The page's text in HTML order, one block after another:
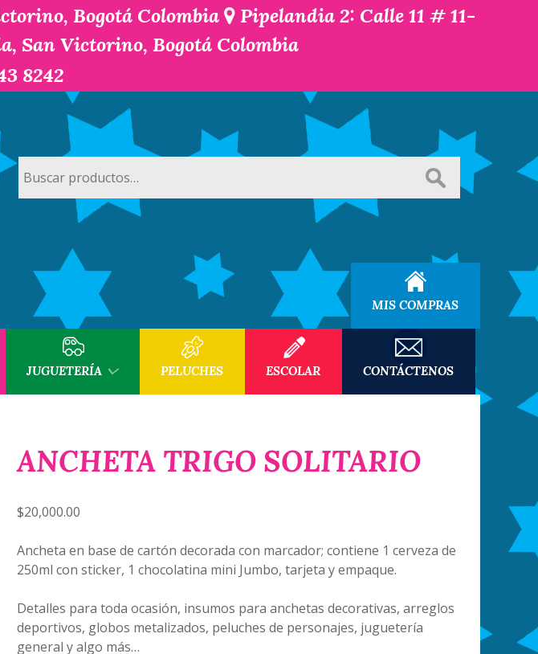
Bogotá Colombia
Pipelandia 2: Calle 11 # 11-
San Victorino, Bogotá Colombia
8242
por:
MIS COMPRAS
JUGUETERÍA PELUCHES ESCOLAR CONTÁCTENOS
ANCHETA TRIGO SOLITARIO
$20,000.00
Ancheta en base de cartón decorada con marcador; contiene 1 cerveza de
250ml con sticker, 1 chocolatina mini Jumbo, tarjeta y empaque.
Detalles para toda ocasión, insumos para anchetas decorativas, arreglos
deportivos, globos metalizados, peluches de personajes, juguetería
general y algo más…